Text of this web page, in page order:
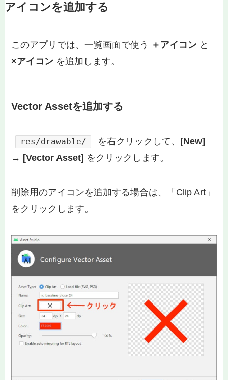
アイコンを追加する
このアプリでは、一覧画面で使う ＋アイコン と
×アイコン を追加します。
Vector Assetを追加する
res/drawable/ を右クリックして、
[New]
→ [Vector Asset] をクリックします。
削除用のアイコンを追加する場合は、「Clip Art」
をクリックします。